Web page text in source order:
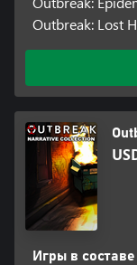
Outbreak: Lost
Игры в составе